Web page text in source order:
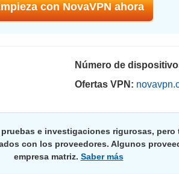
con NovaVPN ahora
Número de
Ofertas VPN:
e investigaciones rigurosas,
con los proveedores. Algunos
empresa matriz. Saber más